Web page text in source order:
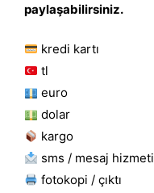
paylaşabilirsiniz.
kredi kartı
tl
euro
dolar
kargo
sms / mesaj hizmeti
fotokopi / çıktı